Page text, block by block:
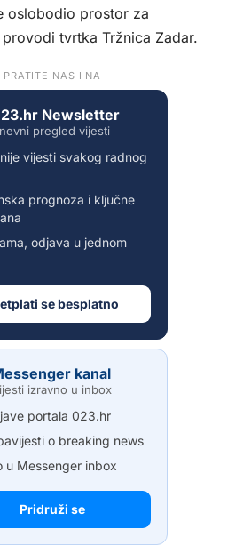
oslobodio prostor za
tvrtka Tržnica Zadar.
PRATITE NAS I NA
Newsletter
pregled vijesti
vijesti svakog radnog
prognoza i ključne
odjava u jednom
se besplatno
kanal
izravno u inbox
portala 023.hr
o breaking news
u Messenger inbox
Pridruži se